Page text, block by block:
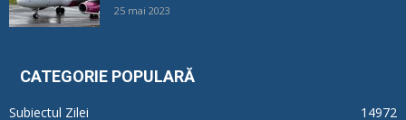
25 mai 2023
CATEGORIE POPULARĂ
Subiectul Zilei 14972